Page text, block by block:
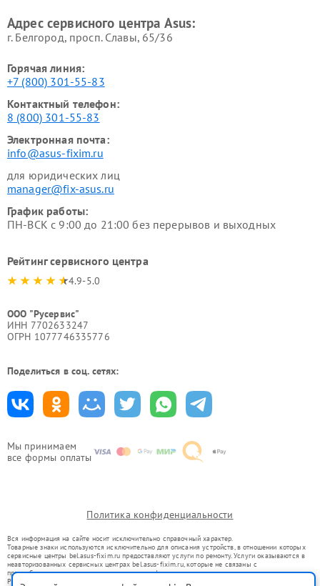
Мы принимаем
все формы оплаты
Адрес сервисного центра Asus:
г. Белгород, просп. Славы, 65/36
Горячая линия:
+7 (800) 301-55-83
Контактный телефон:
8 (800) 301-55-83
Электронная почта:
info@asus-fixim.ru
для юридических лиц
manager@fix-asus.ru
График работы:
ПН-ВСК с 9:00 до 21:00 без перерывов и выходных
Рейтинг сервисного центра
4.9-5.0
ООО "Русервис"
ИНН 7702633247
ОГРН 1077746335776
Поделиться в соц. сетях:
Политика конфиденциальности
Вся информация на сайте носит исключительно справочный характер.
Товарные знаки используются исключительно для описания устройств, в отношении которых
сервисные центры bel.asus-fixim.ru предоставляют услуги по ремонту. Услуги оказываются в
неавторизованных сервисных центрах bel.asus-fixim.ru, которые не связаны с
правообладателями товарных знаков или их официальными представителями.
Ремонт осуществляется для устройств, уже введенных в гражданский оборот в соответствии